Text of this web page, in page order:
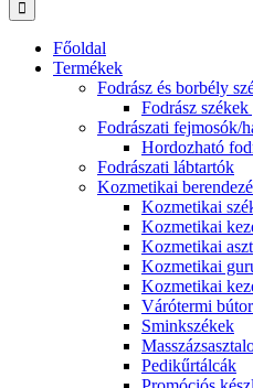
Főoldal
Termékek
Fodrász és borbély
Fodrász
Fodrászati fejmosók/
Hordozható
Fodrászati lábtartók
Kozmetikai
Kozmetikai
Kozmetikai
Kozmetikai
Kozmetikai
Kozmetikai
Várótermi
Sminkszékek
Pedikűrtálcák